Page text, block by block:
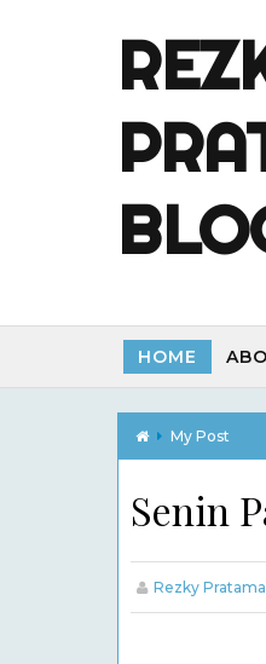
HOME
My Post
Senin
Rezky Pratama